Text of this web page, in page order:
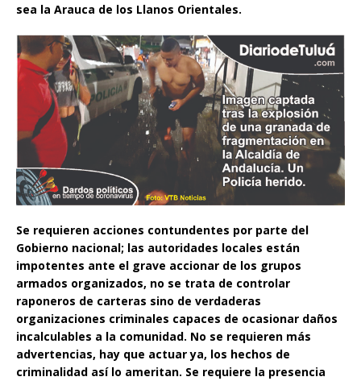
sea la Arauca de los Llanos Orientales.
Se requieren acciones contundentes por parte del
Gobierno nacional; las autoridades locales están
impotentes ante el grave accionar de los grupos
armados organizados, no se trata de controlar
raponeros de carteras sino de verdaderas
organizaciones criminales capaces de ocasionar daños
incalculables a la comunidad. No se requieren más
advertencias, hay que actuar ya, los hechos de
criminalidad así lo ameritan. Se requiere la presencia